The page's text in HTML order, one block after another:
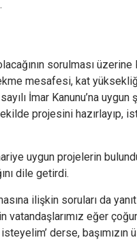
sorulması
mesafesi, kat
İmar Kanunu’na
projesini hazırlayıp,
uygun projelerin
dile getirdi.
ilişkin soruları da
vatandaşlarımız eğer
derse,